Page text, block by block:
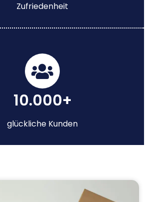
Zufriedenheit
10.000+
glückliche Kunden